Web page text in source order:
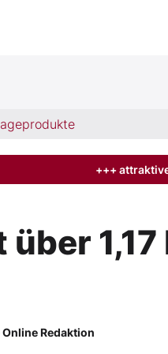
BÖRSE ONLINE lesen
+++
über
Online Redaktion